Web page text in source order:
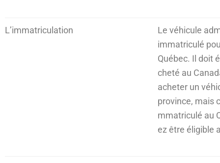
L’immatriculation
Le véhicule
immatriculé
Québec. Il doit
cheté au
acheter un
province, mais
mmatriculé au
ez être éligible